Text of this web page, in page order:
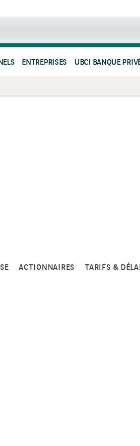
ENTREPRISES UBCI BANQUE
ACTIONNAIRES TARIFS &